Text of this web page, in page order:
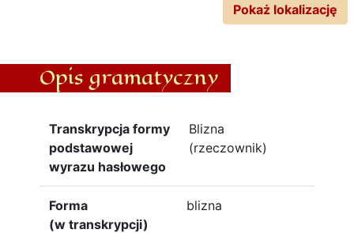
Pokaż lokalizację
Opis gramatyczny
Transkrypcja formy
podstawowej
wyrazu hasłowego
Blizna
(rzeczownik)
Forma
(w transkrypcji)
blizna